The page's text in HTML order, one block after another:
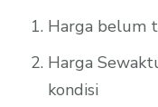
Harga belum
Harga
kondisi